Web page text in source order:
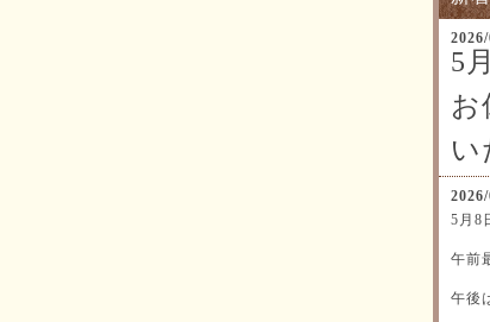
5
お
い
5月8
午前
午後